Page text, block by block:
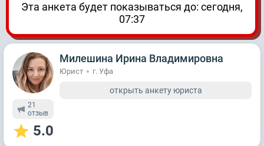
Эта анкета будет показываться до: сегодня,
07:37
21
отзыв
5.0
Милешина Ирина Владимировна
Юрист г. Уфа
открыть анкету юриста